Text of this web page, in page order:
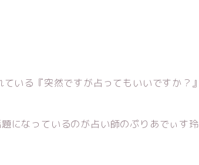
いる『突然ですが占ってもいいですか？』
になっているのが占い師のぷりあでぃす玲